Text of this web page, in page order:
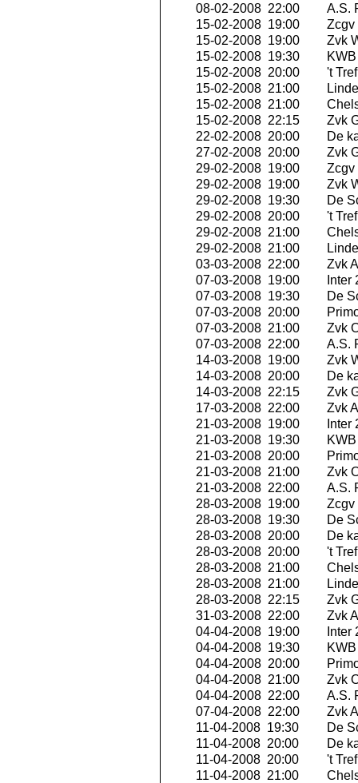
08-02-2008 22:00
A.S.
15-02-2008 19:00
Zcgv
15-02-2008 19:00
Zvk
15-02-2008 19:30
15-02-2008 20:00
't
15-02-2008 21:00
15-02-2008 21:00
15-02-2008 22:15
Zvk
22-02-2008 20:00
De
27-02-2008 20:00
Zvk
29-02-2008 19:00
Zcgv
29-02-2008 19:00
Zvk
29-02-2008 19:30
De
29-02-2008 20:00
't
29-02-2008 21:00
29-02-2008 21:00
03-03-2008 22:00
Zvk
07-03-2008 19:00
Inter
07-03-2008 19:30
De
07-03-2008 20:00
07-03-2008 21:00
Zvk
07-03-2008 22:00
A.S.
14-03-2008 19:00
Zvk
14-03-2008 20:00
De
14-03-2008 22:15
Zvk
17-03-2008 22:00
Zvk
21-03-2008 19:00
Inter
21-03-2008 19:30
21-03-2008 20:00
21-03-2008 21:00
Zvk
21-03-2008 22:00
A.S.
28-03-2008 19:00
Zcgv
28-03-2008 19:30
De
28-03-2008 20:00
De
28-03-2008 20:00
't
28-03-2008 21:00
28-03-2008 21:00
28-03-2008 22:15
Zvk
31-03-2008 22:00
Zvk
04-04-2008 19:00
Inter
04-04-2008 19:30
04-04-2008 20:00
04-04-2008 21:00
Zvk
04-04-2008 22:00
A.S.
07-04-2008 22:00
Zvk
11-04-2008 19:30
De
11-04-2008 20:00
De
11-04-2008 20:00
't
11-04-2008 21:00